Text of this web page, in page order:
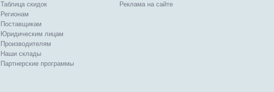
Таблица скидок
Регионам
Поставщикам
Юридическим лицам
Производителям
Наши склады
Партнерские программы
Реклама на сайте